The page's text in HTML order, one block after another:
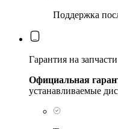
Поддержка
Гарантия на запчасти
Официальная
устанавливаемые